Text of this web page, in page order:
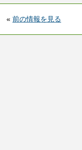
« 前の情報を見る